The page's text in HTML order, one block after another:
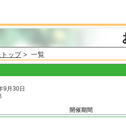
ップ> 一覧
9月30日
開催期間